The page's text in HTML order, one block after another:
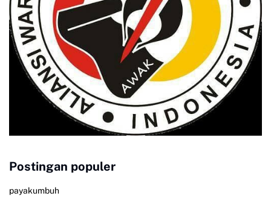
Postingan populer
payakumbuh